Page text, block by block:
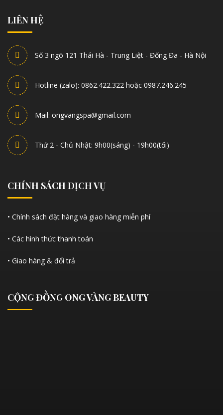
LIÊN HỆ
Số 3 ngõ 121 Thái Hà - Trung Liệt - Đống Đa - Hà Nội
Hotline (zalo): 0862.422.322 hoặc 0987.246.245
Mail: ongvangspa@gmail.com
Thứ 2 - Chủ Nhật: 9h00(sáng) - 19h00(tối)
CHÍNH SÁCH DỊCH VỤ
• Chính sách đặt hàng và giao hàng miễn phí
• Các hình thức thanh toán
• Giao hàng & đổi trả
CỘNG ĐỒNG ONG VÀNG BEAUTY